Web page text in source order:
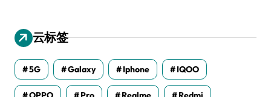
云标签
5G Galaxy Iphone IQOO